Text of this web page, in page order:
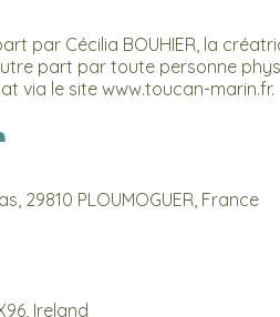
par Cécilia BOUHIER, la
part par toute personne
via le sitewww.toucan-marin.fr.
29810 PLOUMOGUER, France
Ireland